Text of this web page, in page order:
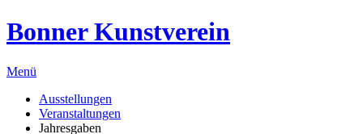
Bonner Kunstverein
Menü
Ausstellungen
Veranstaltungen
Jahresgaben